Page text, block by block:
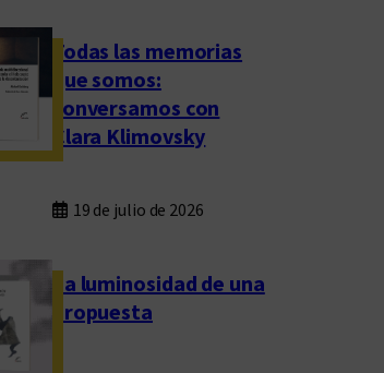
Todas las memorias
que somos:
conversamos con
Clara Klimovsky
19 de julio de 2026
La luminosidad de una
propuesta